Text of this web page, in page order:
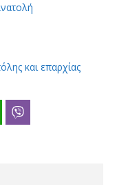
και επαρχίας
WhatsApp